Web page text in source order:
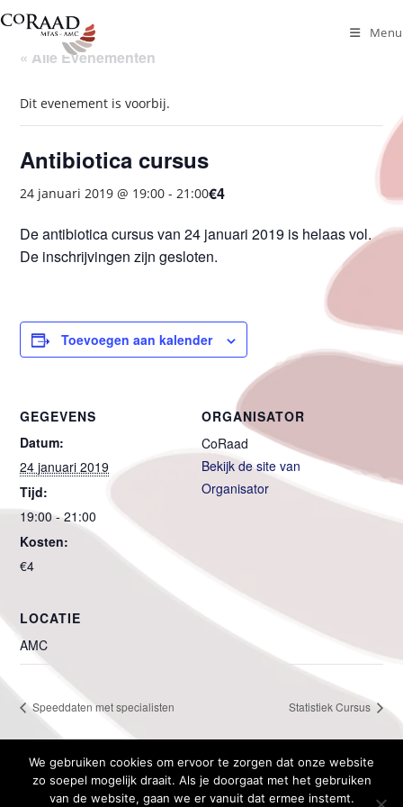
Ga
naar
inhoud
Menu
« Alle Evenementen
Dit evenement is voorbij.
Antibiotica cursus
24 januari 2019 @ 19:00 -21:00€4
De antibiotica cursus van 24 januari 2019 is helaas vol.
De inschrijvingen zijn gesloten.
Toevoegen aan kalender
GEGEVENS
Datum:
24 januari 2019
Tijd:
19:00 - 21:00
Kosten:
€4
ORGANISATOR
CoRaad
Bekijk de site van
Organisator
LOCATIE
AMC
Speeddaten met specialisten Statistiek Cursus
We gebruiken cookies om ervoor te zorgen dat onze website
zo soepel mogelijk draait. Als je doorgaat met het gebruiken
van de website, gaan we er vanuit dat ermee instemt.